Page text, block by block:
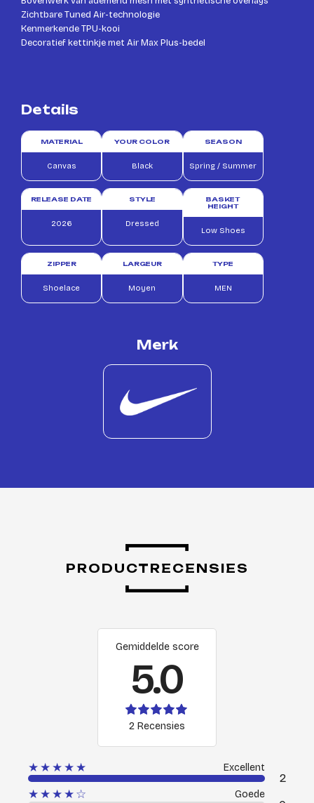
Zichtbare Tuned Air-technologie
Kenmerkende TPU-kooi
Decoratief kettinkje met Air Max Plus-bedel
Details
MATERIAL
Canvas
YOUR COLOR
Black
SEASON
Spring / Summer
RELEASE DATE
2026
STYLE
Dressed
BASKET
HEIGHT
Low Shoes
ZIPPER
Shoelace
LARGEUR
Moyen
TYPE
MEN
Merk
PRODUCTRECENSIES
Gemiddelde score
5.0
2 Recensies
★★★★★ Excellent
2
★★★★☆
Goede